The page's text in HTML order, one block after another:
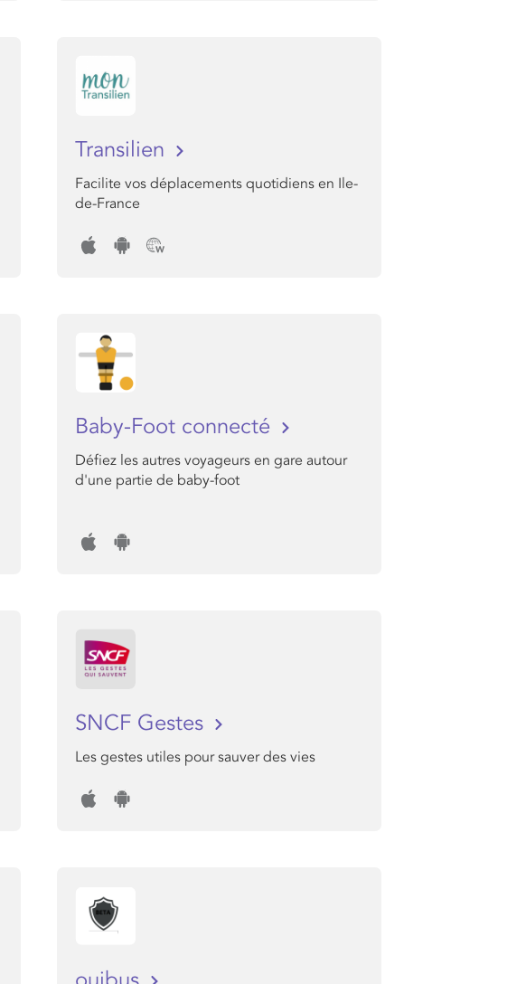
Transilien
Facilite vos déplacements quotidiens en Ile-
de-France
Baby-Foot connecté
Défiez les autres voyageurs en gare autour
d'une partie de baby-foot
SNCF Gestes
Les gestes utiles pour sauver des vies